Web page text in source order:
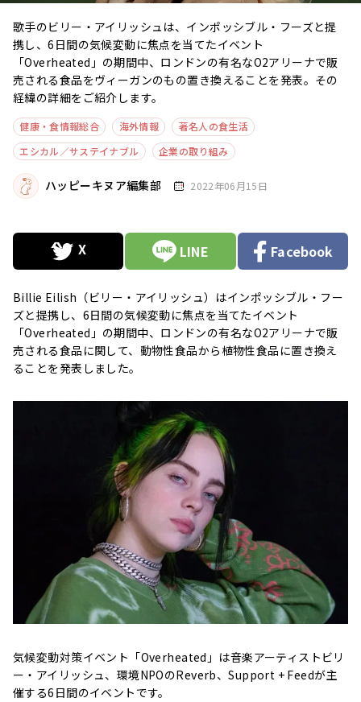
歌手のビリー・アイリッシュは、インポッシブル・フーズと提
携し、6日間の気候変動に焦点を当てたイベント
「Overheated」の期間中、ロンドンの有名なO2アリーナで販
売される食品をヴィーガンのもの置き換えることを発表。その
経緯の詳細をご紹介します。
健康・食情報総合 海外情報
著名人の食生活
エシカル／サステイナブル
企業の取り組み
ハッピーキヌア編集部 2022年06月15日
LINE Facebook
Billie Eilish（ビリー・アイリッシュ）はインポッシブル・フー
ズと提携し、6日間の気候変動に焦点を当てたイベント
「Overheated」の期間中、ロンドンの有名なO2アリーナで販
売される食品に関して、動物性食品から植物性食品に置き換え
ることを発表しました。
気候変動対策イベント「Overheated」は音楽アーティストビリ
ー・アイリッシュ、環境NPOのReverb、Support + Feedが主
催する6日間のイベントです。